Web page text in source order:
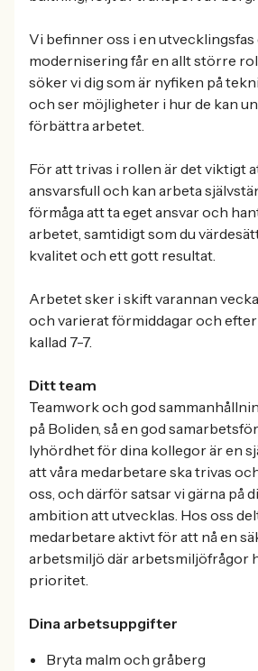
Vi befinner oss i en
modernisering får en allt större
söker vi dig som är nyfiken på
och ser möjligheter i hur de kan
förbättra arbetet.
För att trivas i rollen är det viktigt
ansvarsfull och kan arbeta
förmåga att ta eget ansvar och
arbetet, samtidigt som du
kvalitet och ett gott resultat.
Arbetet sker i skift varannan
och varierat förmiddagar och
kallad 7-7.
Ditt team
Teamwork och god
på Boliden, så en god
lyhördhet för dina kollegor är en
att våra medarbetare ska trivas
oss, och därför satsar vi gärna på
ambition att utvecklas. Hos oss
medarbetare aktivt för att nå en
arbetsmiljö där arbetsmiljöfrågor
prioritet.
Dina arbetsuppgifter
Bryta malm och gråberg